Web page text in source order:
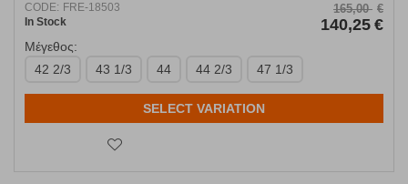
CODE: FRE-18503
In Stock
165,00 €
140,25 €
Μέγεθος:
42 2/3
43 1/3 44 44 2/3 47 1/3
SELECT VARIATION